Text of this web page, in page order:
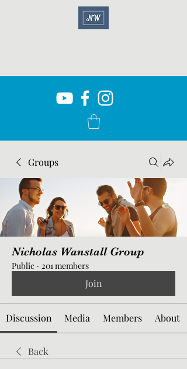
Groups
Nicholas Wanstall Group
Public · 201 members
Join
Discussion Media Members About
Back